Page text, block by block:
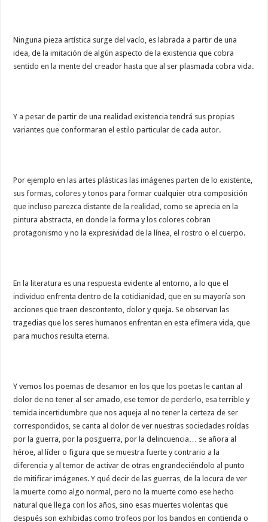
Ninguna pieza artística surge del vacío, es labrada a partir de una
idea, de la imitación de algún aspecto de la existencia que cobra
sentido en la mente del creador hasta que al ser plasmada cobra vida.
Y a pesar de partir de una realidad existencia tendrá sus propias
variantes que conformaran el estilo particular de cada autor.
Por ejemplo en las artes plásticas las imágenes parten de lo existente,
sus formas, colores y tonos para formar cualquier otra composición
que incluso parezca distante de la realidad, como se aprecia en la
pintura abstracta, en donde la forma y los colores cobran
protagonismo y no la expresividad de la línea, el rostro o el cuerpo.
En la literatura es una respuesta evidente al entorno, a lo que el
individuo enfrenta dentro de la cotidianidad, que en su mayoría son
acciones que traen descontento, dolor y queja. Se observan las
tragedias que los seres humanos enfrentan en esta efímera vida, que
para muchos resulta eterna.
Y vemos los poemas de desamor en los que los poetas le cantan al
dolor de no tener al ser amado, ese temor de perderlo, esa terrible y
temida incertidumbre que nos aqueja al no tener la certeza de ser
correspondidos, se canta al dolor de ver nuestras sociedades roídas
por la guerra, por la posguerra, por la delincuencia… se añora al
héroe, al líder o figura que se muestra fuerte y contrario a la
diferencia y al temor de activar de otras engrandeciéndolo al punto
de mitificar imágenes. Y qué decir de las guerras, de la locura de ver
la muerte como algo normal, pero no la muerte como ese hecho
natural que llega con los años, sino esas muertes violentas que
después son exhibidas como trofeos por los bandos en contienda o